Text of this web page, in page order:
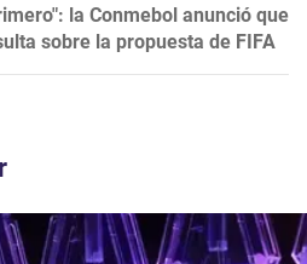
la Conmebol anunció que
sobre la propuesta de FIFA